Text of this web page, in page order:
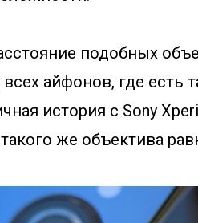
подобных
айфонов, где есть
история с Sony
же объектива